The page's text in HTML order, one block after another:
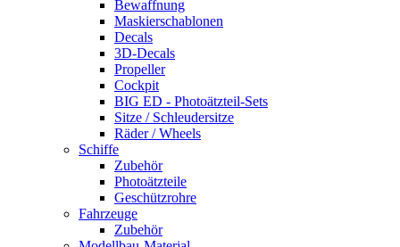
Bewaffnung
Maskierschablonen
Decals
3D-Decals
Propeller
Cockpit
BIG ED - Photoätzteil-Sets
Sitze / Schleudersitze
Räder / Wheels
Schiffe
Zubehör
Photoätzteile
Geschützrohre
Fahrzeuge
Zubehör